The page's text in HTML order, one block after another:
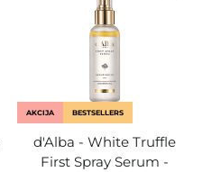
AKCIJA BESTSELLERS
d'Alba - White Truffle
First Spray Serum -